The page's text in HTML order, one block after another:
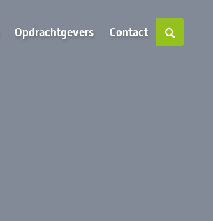
Opdrachtgevers Contact